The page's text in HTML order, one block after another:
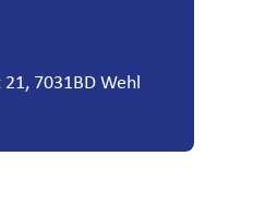
7031BD Wehl